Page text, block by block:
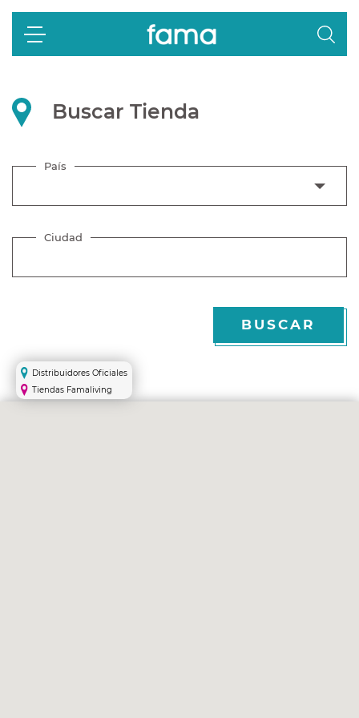
Buscar Tienda
País
Ciudad
BUSCAR
Distribuidores Oficiales
Tiendas Famaliving